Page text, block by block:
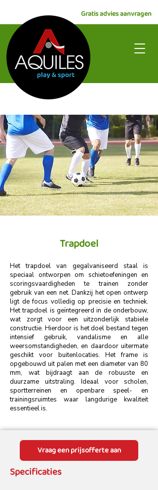
Gratis advies aanvragen
Trapdoel
Het trapdoel van gegalvaniseerd staal is
speciaal ontworpen om schietoefeningen en
scoringsvaardigheden te trainen zonder
gebruik van een net. Dankzij het open ontwerp
ligt de focus volledig op precisie en techniek.
Het trapdoel is geïntegreerd in de onderbouw,
wat zorgt voor een uitzonderlijk stabiele
constructie. Hierdoor is het doel bestand tegen
intensief gebruik, vandalisme en alle
weersomstandigheden, en daardoor uitermate
geschikt voor buitenlocaties. Het frame is
opgebouwd uit palen met een diameter van 80
mm, wat bijdraagt aan de robuuste en
duurzame uitstraling. Ideaal voor scholen,
sportterreinen en openbare speel- en
trainingsruimtes waar langdurige kwaliteit
essentieel is.
Vraag een prijsofferte aan
Specificaties